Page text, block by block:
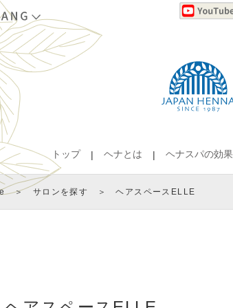
トップ ヘナとは ヘナスパの効果
＞ サロンを探す ＞ ヘアスペースELLE